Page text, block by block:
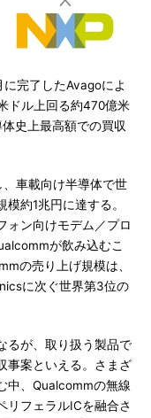
完了したAvagoによ
ドル上回る約470億米
史上最高額での買収
車載向け半導体で世
約1兆円に達する。
ォン向けモデム／プロ
が飲み込むこ
の売り上げ規模は、
に次ぐ世界第3位の
るが、取り扱う製品で
事案といえる。さまざ
中、Qualcommの無線
リフェラルICを融合さ